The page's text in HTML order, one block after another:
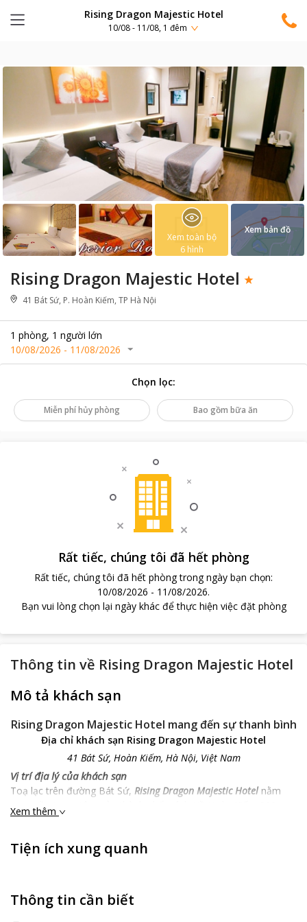
Rising Dragon Majestic Hotel
10/08 - 11/08, 1 đêm
Rising Dragon Majestic Hotel
41 Bát Sứ, P. Hoàn Kiếm, TP Hà Nội
1 phòng, 1 người lớn
10/08/2026 - 11/08/2026
Xem toàn bộ
6 hình
Xem bản đồ
Chọn lọc:
Miễn phí hủy phòng Bao gồm bữa ăn
Rất tiếc, chúng tôi đã hết phòng
Rất tiếc, chúng tôi đã hết phòng trong ngày bạn chọn:
10/08/2026 - 11/08/2026.
Bạn vui lòng chọn lại ngày khác để thực hiện việc đặt phòng
Thông tin về Rising Dragon Majestic Hotel
Mô tả khách sạn
Rising Dragon Majestic Hotel mang đến sự thanh bình
Địa chỉ khách sạn Rising Dragon Majestic Hotel
41 Bát Sứ, Hoàn Kiếm, Hà Nội, Việt Nam
Vị trí địa lý của khách sạn
Toạ lạc trên đường Bát Sứ, Rising Dragon Majestic Hotelnằm
ngay gần trung tâm của thành phố, cách Hồ Hoàn Kiếm 800m,
cách chợ Đồng Xuân 400 m, cách chùa Một Cột 1.4 km, cách
trung tâm, rất gần với những điểm tham quan nổi tiếng của
Khách sạnRising Dragon Majestic Hotel
minh cho một kỳ nghỉ đáng nhớ nhất.
Xem thêm
Tiện ích xung quanh
Thông tin cần biết